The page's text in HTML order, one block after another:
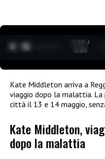
0:30 /
3:35
Kate Middleton arriva a
viaggio dopo la malattia. La
città il 13 e 14 maggio,
Kate Middleton,
dopo la malattia